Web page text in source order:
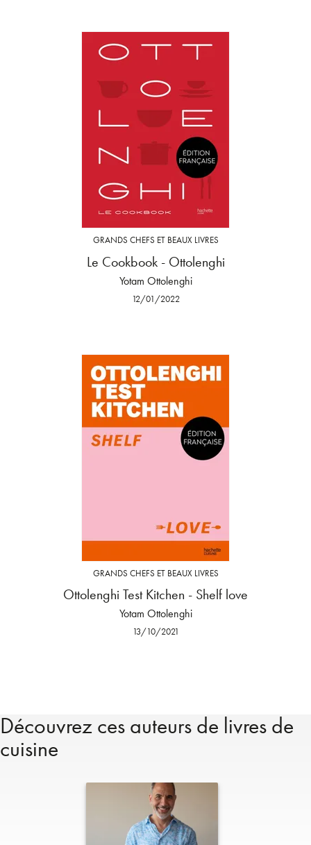
GRANDS CHEFS ET BEAUX LIVRES
Le Cookbook - Ottolenghi
Yotam Ottolenghi
12/01/2022
GRANDS CHEFS ET BEAUX LIVRES
Ottolenghi Test Kitchen - Shelf love
Yotam Ottolenghi
13/10/2021
Découvrez ces auteurs de livres de
cuisine